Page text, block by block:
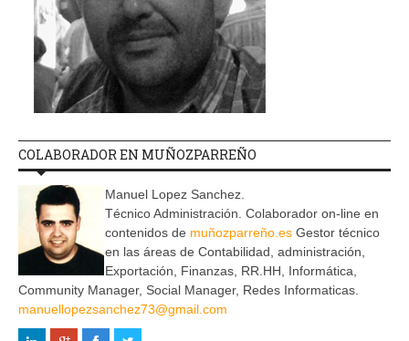
COLABORADOR EN MUÑOZPARREÑO
Manuel Lopez Sanchez.
Técnico Administración. Colaborador on-line en
contenidos de muñozparreño.es Gestor técnico
en las áreas de Contabilidad, administración,
Exportación, Finanzas, RR.HH, Informática,
Community Manager, Social Manager, Redes Informaticas.
manuellopezsanchez73@gmail.com